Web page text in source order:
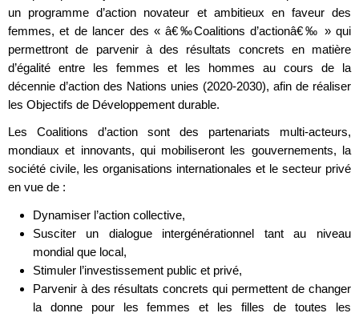
un programme d’action novateur et ambitieux en faveur des
femmes, et de lancer des « â€‰Coalitions d’actionâ€‰ » qui
permettront de parvenir à des résultats concrets en matière
d’égalité entre les femmes et les hommes au cours de la
décennie d’action des Nations unies (2020-2030), afin de réaliser
les Objectifs de Développement durable.
Les Coalitions d’action sont des partenariats multi-acteurs,
mondiaux et innovants, qui mobiliseront les gouvernements, la
société civile, les organisations internationales et le secteur privé
en vue de :
Dynamiser l’action collective,
Susciter un dialogue intergénérationnel tant au niveau
mondial que local,
Stimuler l’investissement public et privé,
Parvenir à des résultats concrets qui permettent de changer
la donne pour les femmes et les filles de toutes les